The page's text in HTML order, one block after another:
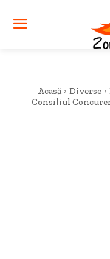
Acasă Diverse
Consiliul